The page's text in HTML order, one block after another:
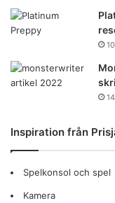
Inspiration från
Spelkonsol och spel
Kamera